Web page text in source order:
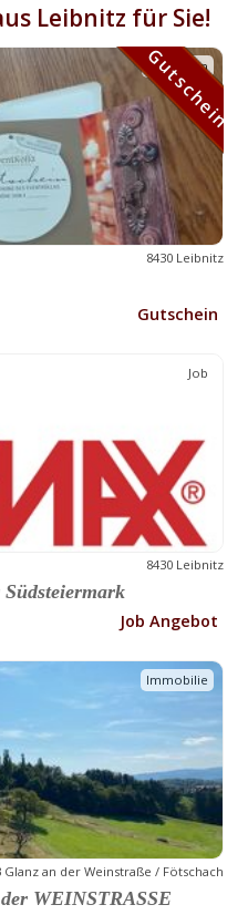
Leibnitz für Sie!
Gutschein
8430 Leibnitz
Gutschein
Gutschein
Job
8430 Leibnitz
Job Angebot
Immobilie
Glanz an der Weinstraße / Fötschach
WEINSTRASSE